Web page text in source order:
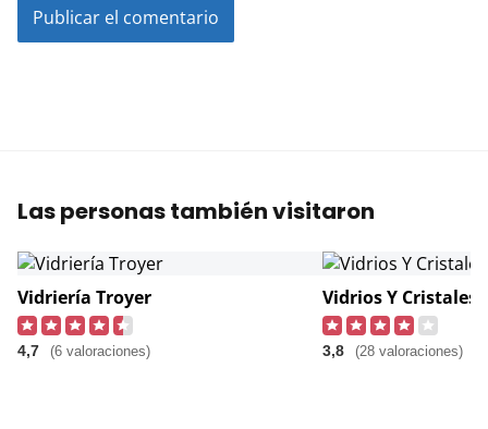
Las personas también visitaron
Vidriería Troyer
4,7 (6 valoraciones)
Vidrios Y Cristales
3,8 (28 valoraciones)